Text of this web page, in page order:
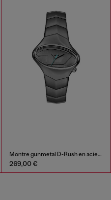
Montre gunmetal D-Rush en acier inoxydable
269,00 €